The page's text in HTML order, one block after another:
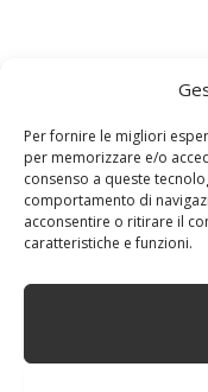
Per fornire le migliori
per memorizzare e/o
consenso a queste
comportamento di
acconsentire o ritirare il
caratteristiche e funzioni.
BuoQua Estrattore
Grano Spremi